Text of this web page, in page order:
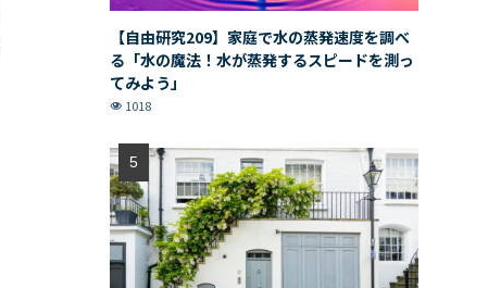
【自由研究209】家庭で水の蒸発速度を調べ
る「水の魔法！水が蒸発するスピードを測っ
てみよう」
1018